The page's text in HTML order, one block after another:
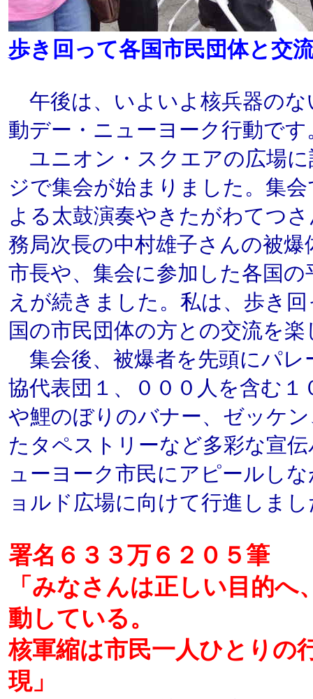
歩き回って各国市民団体と交
午後は、いよいよ核兵器のな
動デー・ニューヨーク行動です
ユニオン・スクエアの広場に
ジで集会が始まりました。集
よる太鼓演奏やきたがわてつ
務局次長の中村雄子さんの被
市長や、集会に参加した各国
えが続きました。私は、歩き
国の市民団体の方との交流を
集会後、被爆者を先頭にパレ
協代表団１、０００人を含む１
や鯉のぼりのバナー、ゼッケ
たタペストリーなど多彩な宣
ューヨーク市民にアピールし
ョルド広場に向けて行進しま
署名６３３万６２０５筆
「みなさんは正しい目的
動している。
核軍縮は市民一人ひとりの
現」